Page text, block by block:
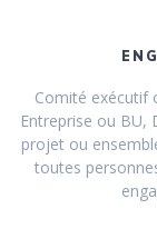
Comité exécutif
Entreprise ou BU,
projet ou
toutes